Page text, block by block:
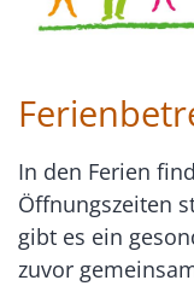
In den Ferien
Öffnungszeiten
gibt es ein
zuvor